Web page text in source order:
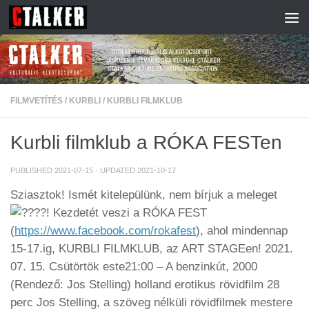
Skip to content
FILMVETÍTÉS / KURBLI / KURBLI FILMKLUB
Kurbli filmklub a RÓKA FESTen
PUBLISHED 2021-07-15 · UPDATED 2021-10-17
Sziasztok! Ismét kitelepülünk, nem bírjuk a meleget
! Kezdetét veszi a RÓKA FEST
(https://www.facebook.com/rokafest), ahol mindennap
15-17.ig, KURBLI FILMKLUB, az ART STAGEen! 2021.
07. 15. Csütörtök este21:00 – A benzinkút, 2000
(Rendező: Jos Stelling) holland erotikus rövidfilm 28
perc Jos Stelling, a szöveg nélküli rövidfilmek mestere